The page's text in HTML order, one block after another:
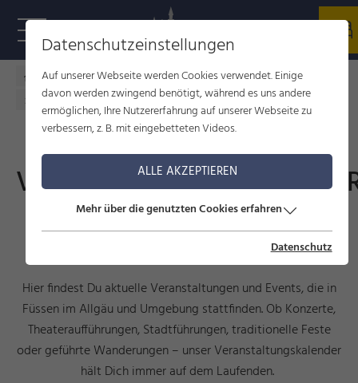
Füssen im Allgäu Kultur
Veranstaltungen
Veranstaltungskalender
Events, Führungen und
Hier findest Du aktuelle Veranstaltungen und Events, die in
Füssen im Allgäu und Umgebung stattfinden. Ob Konzerte,
Theateraufführungen, Stadtführungen, traditionelle Feste
oder geführte Wanderungen – unser Veranstaltungskalender
hält Dich immer auf dem Laufenden.
Datenschutzeinstellungen
Auf unserer Webseite werden Cookies verwendet. Einige
davon werden zwingend benötigt, während es uns andere
ermöglichen, Ihre Nutzererfahrung auf unserer Webseite zu
verbessern, z. B. mit eingebetteten Videos.
ALLE AKZEPTIEREN
Mehr über die genutzten Cookies erfahren
Datenschutz